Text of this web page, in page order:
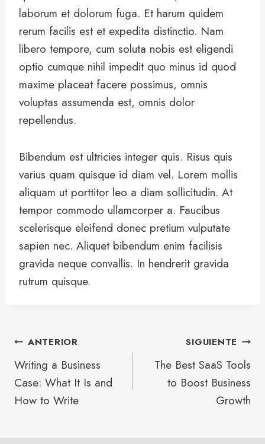
laborum et dolorum fuga. Et harum quidem
rerum facilis est et expedita distinctio. Nam
libero tempore, cum soluta nobis est eligendi
optio cumque nihil impedit quo minus id quod
maxime placeat facere possimus, omnis
voluptas assumenda est, omnis dolor
repellendus.
Bibendum est ultricies integer quis. Risus quis
varius quam quisque id diam vel. Lorem mollis
aliquam ut porttitor leo a diam sollicitudin. At
tempor commodo ullamcorper a. Faucibus
scelerisque eleifend donec pretium vulputate
sapien nec. Aliquet bibendum enim facilisis
gravida neque convallis. In hendrerit gravida
rutrum quisque.
ANTERIOR
Writing a Business
Case: What It Is and
How to Write
SIGUIENTE
The Best SaaS Tools
to Boost Business
Growth